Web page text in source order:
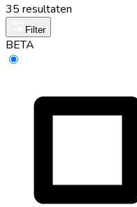
35 resultaten
Filter
BETA